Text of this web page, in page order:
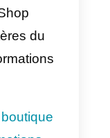
ainsi
plateformes.